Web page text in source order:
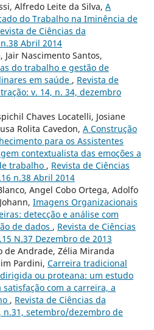
Alfredo Leite da Silva, A
do Trabalho na Iminência de
de Ciências da
Abril 2014
Jair Nascimento Santos,
do trabalho e gestão de
em saúde , Revista de
v. 14, n. 34, dezembro
Chaves Locatelli, Josiane
Rolita Cavedon, A Construção
para os Assistentes
contextualista das emoções a
trabalho , Revista de Ciências
n.38 Abril 2014
Angel Cobo Ortega, Adolfo
Imagens Organizacionais
detecção e análise com
de dados , Revista de Ciências
N.37 Dezembro de 2013
de Andrade, Zélia Miranda
Pardini, Carreira tradicional
ou proteana: um estudo
com a carreira, a
, Revista de Ciências da
n.31, setembro/dezembro de